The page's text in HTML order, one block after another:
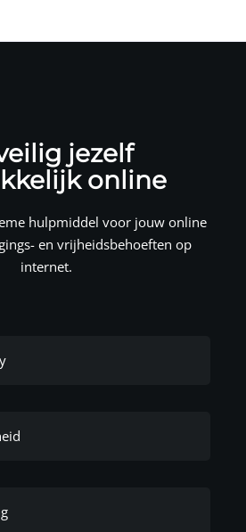
jezelf
online
hulpmiddel voor jouw online
en vrijheidsbehoeften op
internet.